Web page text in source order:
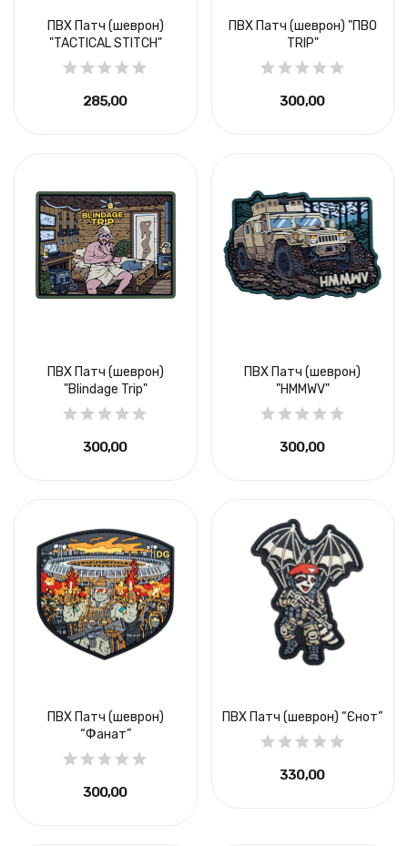
ПВХ Патч (шеврон)
"TACTICAL STITCH"
285,00 ₴
ПВХ Патч (шеврон) "ПВО
TRIP"
300,00 ₴
ПВХ Патч (шеврон)
"Blindage Trip"
300,00 ₴
ПВХ Патч (шеврон)
"HMMWV"
300,00 ₴
ПВХ Патч (шеврон)
“Фанат”
300,00 ₴
ПВХ Патч (шеврон) “Єнот”
330,00 ₴